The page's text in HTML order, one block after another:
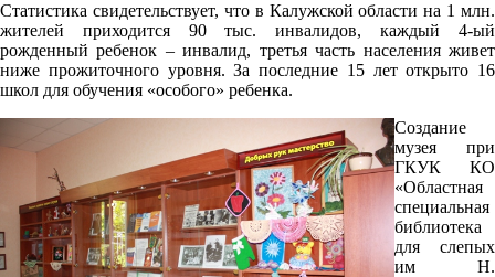
Статистика свидетельствует, что в Калужской области на 1 млн.
жителей приходится 90 тыс. инвалидов, каждый 4-ый
рожденный ребенок – инвалид, третья часть населения живет
ниже прожиточного уровня. За последние 15 лет открыто 16
школ для обучения «особого» ребенка.
Создание
музея при
ГКУК КО
«Областная
специальная
библиотека
для слепых
им Н.